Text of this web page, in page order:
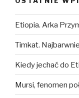
Etiopia. Arka
Timkat.
Kiedy jechać do
Mursi, fenomen